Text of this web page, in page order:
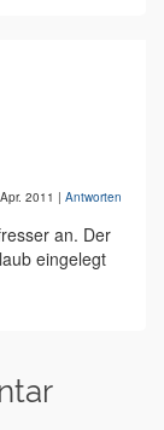
2011 | Antworten
an. Der
eingelegt